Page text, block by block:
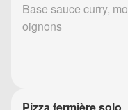
Base sauce curry,
oignons